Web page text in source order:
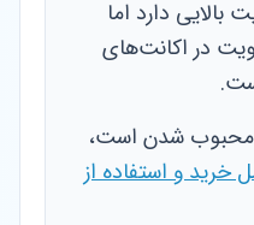
دارد اما
در اکانت‌های
شدن است،
خرید و استفاده از